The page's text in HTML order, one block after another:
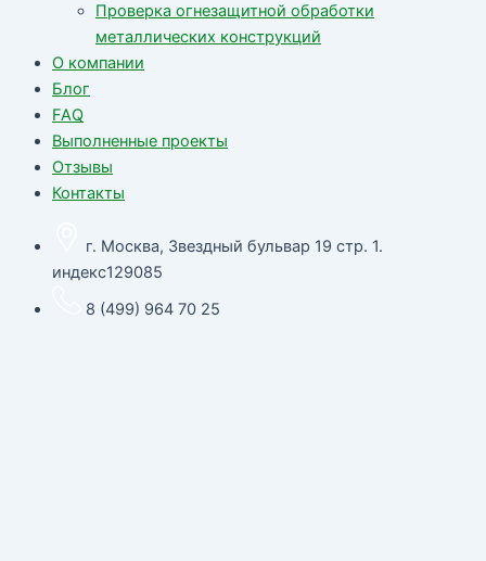
Проверка огнезащитной обработки
металлических конструкций
О компании
Блог
FAQ
Выполненные проекты
Отзывы
Контакты
г. Москва, Звездный бульвар 19 стр. 1.
индекс129085
8 (499) 964 70 25